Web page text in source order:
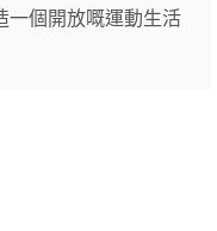
一個開放嘅運動生活